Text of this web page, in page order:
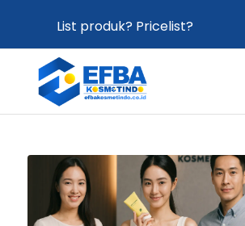
List produk? Pricelist?